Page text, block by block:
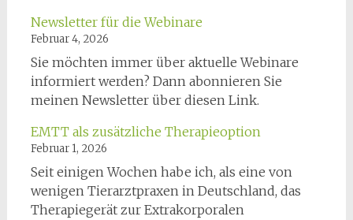
Newsletter für die Webinare
Februar 4, 2026
Sie möchten immer über aktuelle Webinare
informiert werden? Dann abonnieren Sie
meinen Newsletter über diesen Link.
EMTT als zusätzliche Therapieoption
Februar 1, 2026
Seit einigen Wochen habe ich, als eine von
wenigen Tierarztpraxen in Deutschland, das
Therapiegerät zur Extrakorporalen